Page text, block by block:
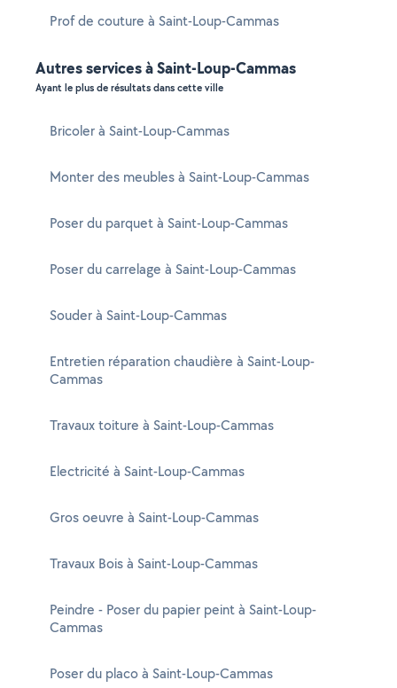
Prof de couture à Saint-Loup-Cammas
Autres services à Saint-Loup-Cammas
Ayant le plus de résultats dans cette ville
Bricoler à Saint-Loup-Cammas
Monter des meubles à Saint-Loup-Cammas
Poser du parquet à Saint-Loup-Cammas
Poser du carrelage à Saint-Loup-Cammas
Souder à Saint-Loup-Cammas
Entretien réparation chaudière à Saint-Loup-
Cammas
Travaux toiture à Saint-Loup-Cammas
Electricité à Saint-Loup-Cammas
Gros oeuvre à Saint-Loup-Cammas
Travaux Bois à Saint-Loup-Cammas
Peindre - Poser du papier peint à Saint-Loup-
Cammas
Poser du placo à Saint-Loup-Cammas